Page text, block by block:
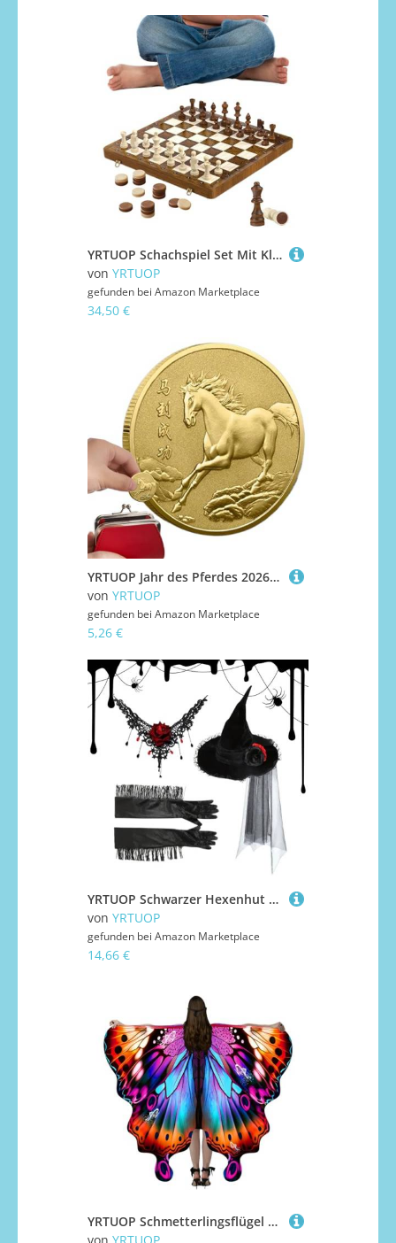
YRTUOP Schachspiel Set Mit Klappdesign,Magnetisches Holzschachspiel | Interaktives Spielzeug Reiseaktivität Für Wohnzimmer Klassenzimmer Autofahrt Park Wartezimmer Familienabend
von YRTUOP
gefunden bei Amazon Marketplace
34,50 €
YRTUOP Jahr des Pferdes 2026 Münze - Segen Münzen Sammlerstücke,Chinesisches Neujahr Sammelmünze Geschenk Segen Erinnerungsstück Deko Für Zuhause Frauen Erwachsene Kinder
von YRTUOP
gefunden bei Amazon Marketplace
5,26 €
YRTUOP Schwarzer Hexenhut | Spitzen Hexenkostüm | Damen Kostüm Für Bühnenaufführung Deko Haus Cosplay Outfit Halloween Erwachsene Maskerade
von YRTUOP
gefunden bei Amazon Marketplace
14,66 €
YRTUOP Schmetterlingsflügel Für Erwachsene,Stilvolle Schmetterlingscape Für Cosplay | Maskenball Kostümzubehör & Bühnenperformance Umhang Für Rollenspiel